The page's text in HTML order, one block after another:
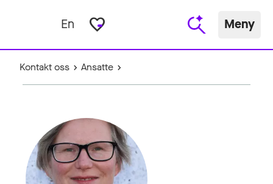
En favorite_border Meny
Kontakt oss Ansatte